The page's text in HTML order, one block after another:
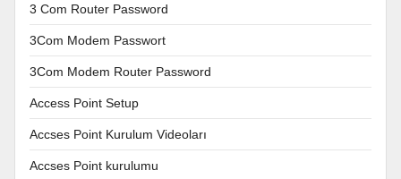
3 Com Router Password
3Com Modem Passwort
3Com Modem Router Password
Access Point Setup
Accses Point Kurulum Videoları
Accses Point kurulumu